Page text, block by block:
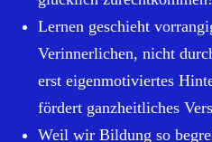
Lernen geschieht
Verinnerlichen, nicht
erst eigenmotiviertes
fördert ganzheitliches
Weil wir Bildung so